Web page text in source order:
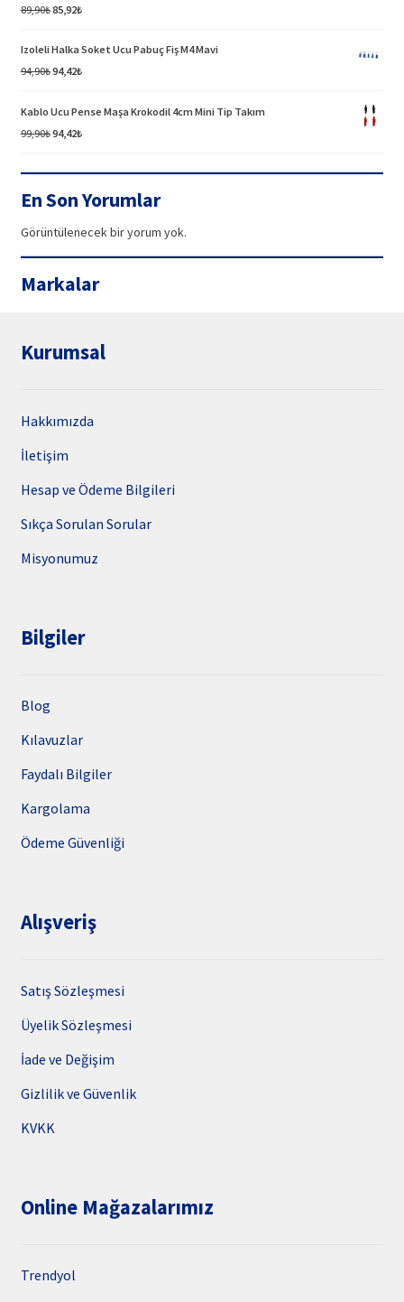
89,90₺Orijinal
85,92₺Şu
Izoleli Halka Soket Ucu Pabuç Fiş M4 Mavi
94,90₺Orijinal
94,42₺Şu
Kablo Ucu Pense Maşa Krokodil 4cm Mini Tip Takım
99,90₺Orijinal
94,42₺Şu
En Son Yorumlar
Görüntülenecek bir yorum yok.
Markalar
Kurumsal
Hakkımızda
İletişim
Hesap ve Ödeme Bilgileri
Sıkça Sorulan Sorular
Misyonumuz
Bilgiler
Blog
Kılavuzlar
Faydalı Bilgiler
Kargolama
Ödeme Güvenliği
Alışveriş
Satış Sözleşmesi
Üyelik Sözleşmesi
İade ve Değişim
Gizlilik ve Güvenlik
KVKK
Online Mağazalarımız
Trendyol